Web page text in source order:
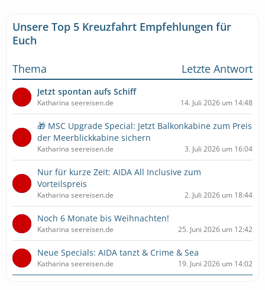
Unsere Top 5 Kreuzfahrt Empfehlungen für
Euch
Thema
Letzte Antwort
Jetzt spontan aufs Schiff
Katharina seereisen.de 14. Juli 2026 um 14:48
🎁 MSC Upgrade Special: Jetzt Balkonkabine zum Preis
der Meerblickkabine sichern
Katharina seereisen.de 3. Juli 2026 um 16:04
Nur für kurze Zeit: AIDA All Inclusive zum
Vorteilspreis
Katharina seereisen.de 2. Juli 2026 um 18:44
Noch 6 Monate bis Weihnachten!
Katharina seereisen.de 25. Juni 2026 um 12:42
Neue Specials: AIDA tanzt & Crime & Sea
Katharina seereisen.de 19. Juni 2026 um 14:02